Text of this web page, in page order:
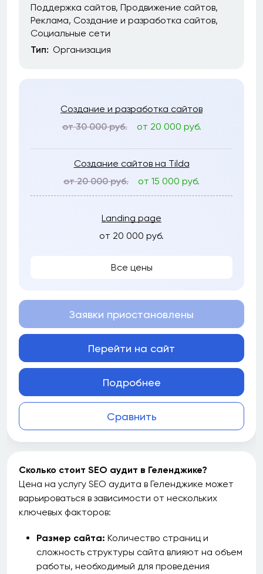
Поддержка сайтов Продвижение сайтов
Реклама Создание и разработка сайтов
Социальные сети
Тип: Организация
Создание и разработка сайтов
от 30 000 руб.
от 20 000 руб.
Создание сайтов на Tilda
от 20 000 руб.
от 15 000 руб.
Landing page
от 20 000 руб.
Все цены
Сравнить
Заявки приостановлены
Перейти на сайт
Подробнее
Сколько стоит SEO аудит в Геленджике?
Цена на услугу SEO аудита в Геленджике может
варьироваться в зависимости от нескольких
ключевых факторов:
Размер сайта: Количество страниц и
сложность структуры сайта влияют на объем
работы, необходимый для проведения